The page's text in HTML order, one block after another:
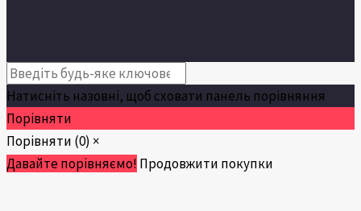
Натисніть назовні, щоб сховати панель порівняння
Порівняти
Порівняти (0) ×
Давайте порівняємо! Продовжити покупки